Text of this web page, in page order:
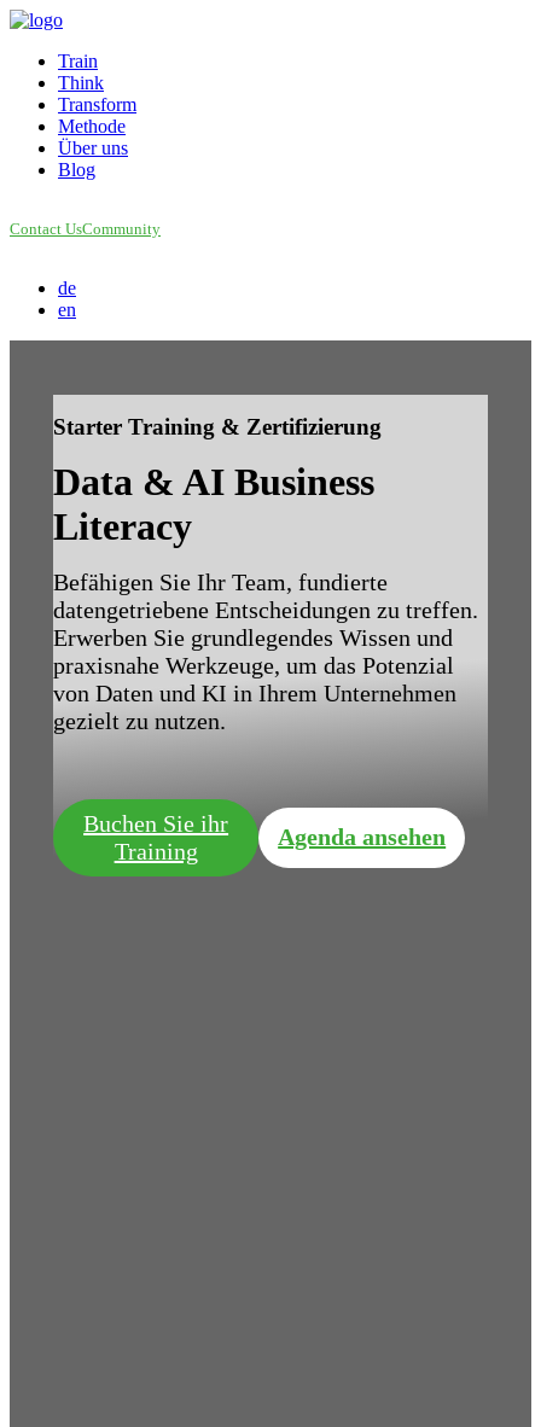
Train
Think
Transform
Methode
Über uns
Blog
Contact UsCommunity
de
en
Starter Training & Zertifizierung
Data & AI Business
Literacy
Befähigen Sie Ihr Team, fundierte
datengetriebene Entscheidungen zu treffen.
Erwerben Sie grundlegendes Wissen und
praxisnahe Werkzeuge, um das Potenzial
von Daten und KI in Ihrem Unternehmen
gezielt zu nutzen.
Buchen Sie ihr
Training
Agenda ansehen